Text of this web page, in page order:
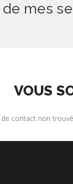
de mes
VOUS
de contact non